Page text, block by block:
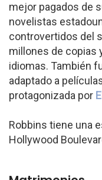
mejor pagados de
novelistas
controvertidos del
millones de copias
idiomas. También
adaptado a
protagonizada por
Robbins tiene una
Hollywood